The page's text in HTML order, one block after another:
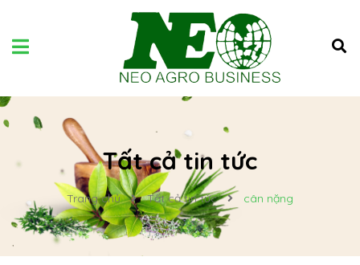
Tất cả tin tức
Trang chủ Tất cả tin tức cân nặng